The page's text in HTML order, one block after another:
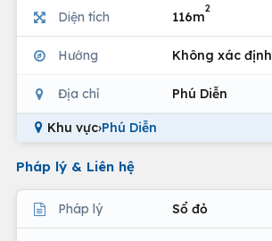
Diện tích 116m
2
Hướng Không xác định
Địa chỉ Phú Diễn
Khu vực›Phú Diễn
Pháp lý & Liên hệ
Pháp lý Sổ đỏ